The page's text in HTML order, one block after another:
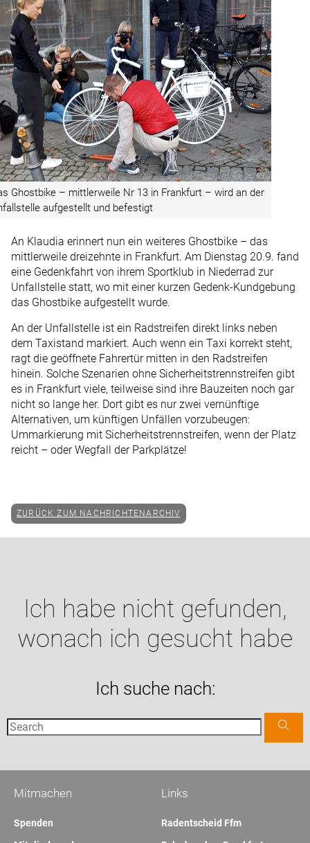
Ghostbike – mittlerweile Nr 13 in Frankfurt – wird an der
aufgestellt und befestigt
An Klaudia erinnert nun ein weiteres Ghostbike – das
mittlerweile dreizehnte in Frankfurt. Am Dienstag 20.9. fand
eine Gedenkfahrt von ihrem Sportklub in Niederrad zur
Unfallstelle statt, wo mit einer kurzen Gedenk-Kundgebung
das Ghostbike aufgestellt wurde.
An der Unfallstelle ist ein Radstreifen direkt links neben
dem Taxistand markiert. Auch wenn ein Taxi korrekt steht,
ragt die geöffnete Fahrertür mitten in den Radstreifen
hinein. Solche Szenarien ohne Sicherheitstrennstreifen gibt
es in Frankfurt viele, teilweise sind ihre Bauzeiten noch gar
nicht so lange her. Dort gibt es nur zwei vernünftige
Alternativen, um künftigen Unfällen vorzubeugen:
Ummarkierung mit Sicherheitstrennstreifen, wenn der Platz
reicht – oder Wegfall der Parkplätze!
ZURÜCK ZUM NACHRICHTENARCHIV
Ich habe nicht gefunden,
wonach ich gesucht habe
Ich suche nach:
Links
Radentscheid Ffm
Mitmachen
Spenden